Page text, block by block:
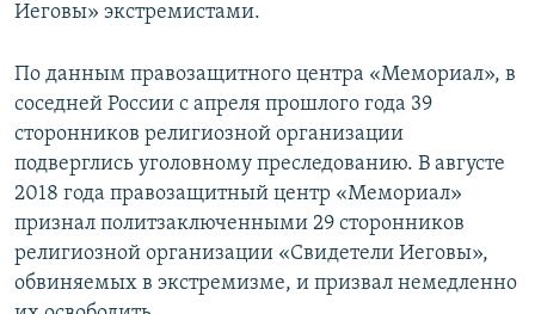
Иеговы» экстремистами.
По данным правозащитного центра «Мемориал», в
соседней России с апреля прошлого года 39
сторонников религиозной организации
подверглись уголовному преследованию. В августе
2018 года правозащитный центр «Мемориал»
признал политзаключенными 29 сторонников
религиозной организации «Свидетели Иеговы»,
обвиняемых в экстремизме, и призвал немедленно